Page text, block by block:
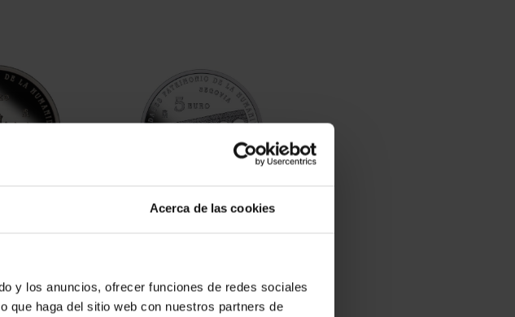
Acerca de las cookies
y los anuncios, ofrecer funciones de redes sociales
que haga del sitio web con nuestros partners de